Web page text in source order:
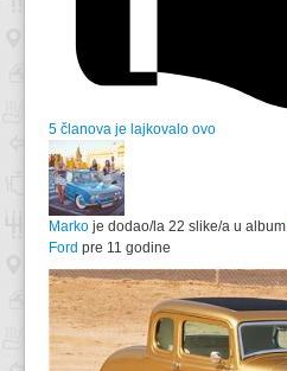
5 članova je lajkovalo ovo
Marko je dodao/la 22 slike/a u album
Ford pre 11 godine